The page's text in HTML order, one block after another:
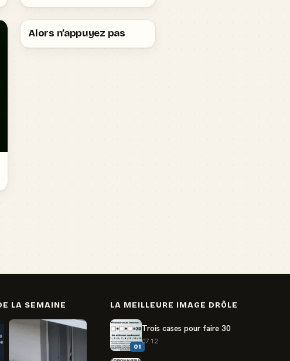
Alors n’appuyez pas
LA SEMAINE LA MEILLEURE IMAGE DRÔLE
01
Trois cases pour faire 30
07.12